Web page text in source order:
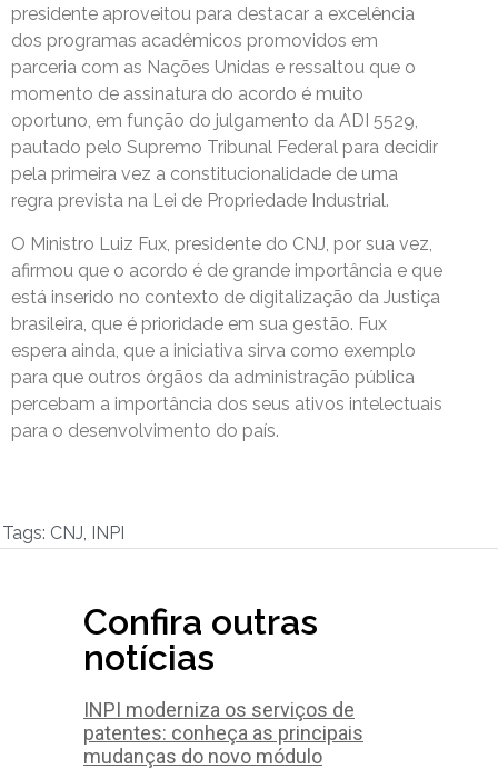
presidente aproveitou para destacar a excelência
dos programas acadêmicos promovidos em
parceria com as Nações Unidas e ressaltou que o
momento de assinatura do acordo é muito
oportuno, em função do julgamento da ADI 5529,
pautado pelo Supremo Tribunal Federal para decidir
pela primeira vez a constitucionalidade de uma
regra prevista na Lei de Propriedade Industrial.
O Ministro Luiz Fux, presidente do CNJ, por sua vez,
afirmou que o acordo é de grande importância e que
está inserido no contexto de digitalização da Justiça
brasileira, que é prioridade em sua gestão. Fux
espera ainda, que a iniciativa sirva como exemplo
para que outros órgãos da administração pública
percebam a importância dos seus ativos intelectuais
para o desenvolvimento do país.
Tags: CNJ INPI
Confira outras
notícias
INPI moderniza os serviços de
patentes: conheça as principais
mudanças do novo módulo